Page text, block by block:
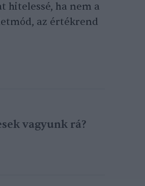
hitelessé, ha nem a
az értékrend
vagyunk rá?